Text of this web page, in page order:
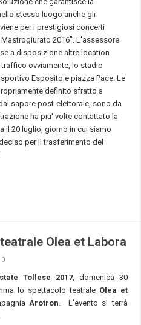
stesso luogo anche gli
per i prestigiosi concerti
2016". L'assessore
a disposizione altre location
ovviamente, lo stadio
Esposito e piazza Pace. Le
definito sfratto a
sapore post-elettorale, sono da
ha piu' volte contattato la
il 20 luglio, giorno in cui siamo
per il trasferimento del
Olea et Labora
0
Tollese 2017, domenica 30
lo spettacolo teatrale Olea et
Arotron . L'evento si terrà